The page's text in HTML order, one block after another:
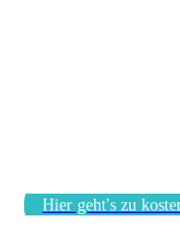
Hier geht's zu